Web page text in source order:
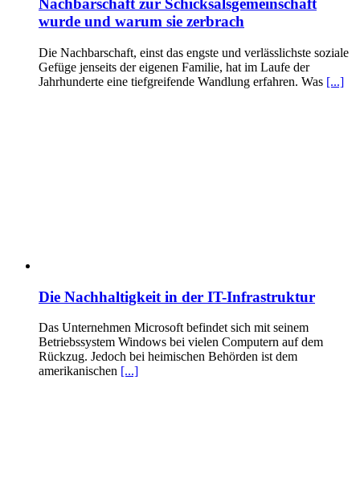
Nachbarschaft zur Schicksalsgemeinschaft
wurde und warum sie zerbrach
Die Nachbarschaft, einst das engste und verlässlichste soziale
Gefüge jenseits der eigenen Familie, hat im Laufe der
Jahrhunderte eine tiefgreifende Wandlung erfahren. Was [...]
Die Nachhaltigkeit in der IT-Infrastruktur
Das Unternehmen Microsoft befindet sich mit seinem
Betriebssystem Windows bei vielen Computern auf dem
Rückzug. Jedoch bei heimischen Behörden ist dem
amerikanischen [...]